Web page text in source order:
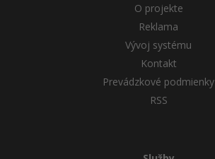
O projekte
Reklama
Vývoj systému
Kontakt
Prevádzkové podmienky
RSS